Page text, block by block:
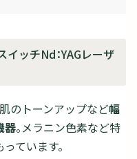
ッチNd：YAGレーザ
のトーンアップなど幅
器。メラニン色素など特
ています。